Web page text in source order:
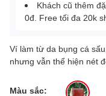
Khách cũ thêm
0đ. Free tối đa 20k
Ví làm từ da bụng cá
nhưng vẫn thể hiện nét
Màu sắc: